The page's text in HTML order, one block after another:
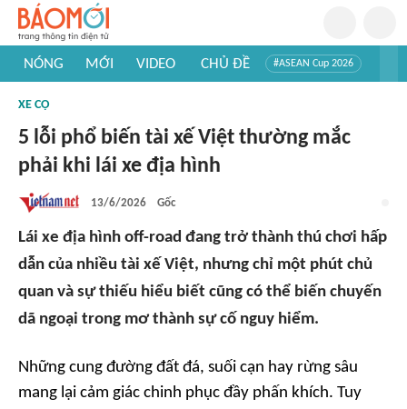
NÓNG MỚI VIDEO CHỦ ĐỀ #ASEAN Cup 2026
#Khám phá thế giới
XE CỘ
5 lỗi phổ biến tài xế Việt thường mắc
phải khi lái xe địa hình
13/6/2026 Gốc
Lái xe địa hình off-road đang trở thành thú chơi hấp
dẫn của nhiều tài xế Việt, nhưng chỉ một phút chủ
quan và sự thiếu hiểu biết cũng có thể biến chuyến
dã ngoại trong mơ thành sự cố nguy hiểm.
Những cung đường đất đá, suối cạn hay rừng sâu
mang lại cảm giác chinh phục đầy phấn khích. Tuy